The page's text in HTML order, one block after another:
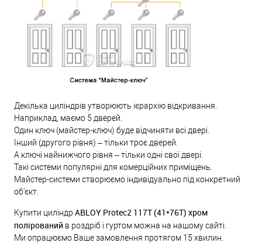
Декілька циліндрів утворюють ієрархію відкривання.
Наприклад, маємо 5 дверей.
Один ключ (майстер-ключ) буде відчиняти всі двері.
Інший (другого рівня) – тільки троє дверей.
А ключі найнижчого рівня – тільки одні свої двері.
Такі системи популярні для комерційних приміщень.
Майстер-системи створюємо індивідуально під конкретний
об'єкт.
Купити циліндр ABLOY Protec2 117T (41*76T) хром
полірований в роздріб і гуртом можна на нашому сайті.
Ми опрацюємо Ваше замовлення протягом 15 хвилин.